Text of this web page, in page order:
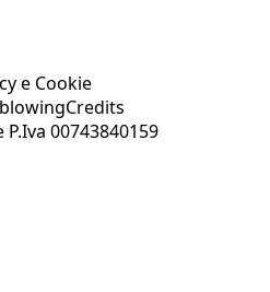
e Cookie
Credits
00743840159